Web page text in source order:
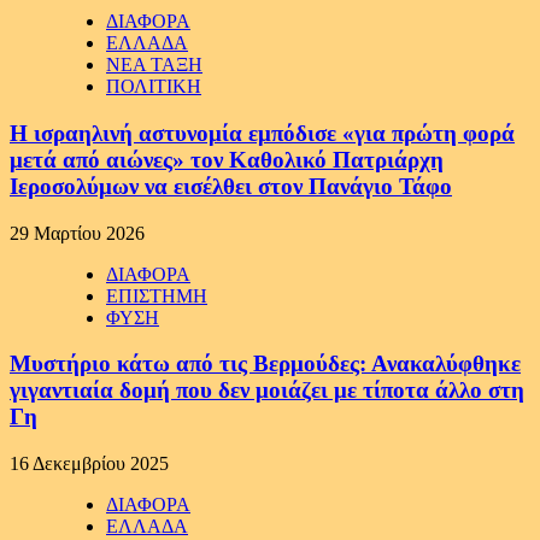
ΔΙΑΦΟΡΑ
ΕΛΛΑΔΑ
ΝΕΑ ΤΑΞΗ
ΠΟΛΙΤΙΚΗ
Η ισραηλινή αστυνομία εμπόδισε «για πρώτη φορά
μετά από αιώνες» τον Καθολικό Πατριάρχη
Ιεροσολύμων να εισέλθει στον Πανάγιο Τάφο
29 Μαρτίου 2026
ΔΙΑΦΟΡΑ
ΕΠΙΣΤΗΜΗ
ΦΥΣΗ
Μυστήριο κάτω από τις Βερμούδες: Ανακαλύφθηκε
γιγαντιαία δομή που δεν μοιάζει με τίποτα άλλο στη
Γη
16 Δεκεμβρίου 2025
ΔΙΑΦΟΡΑ
ΕΛΛΑΔΑ